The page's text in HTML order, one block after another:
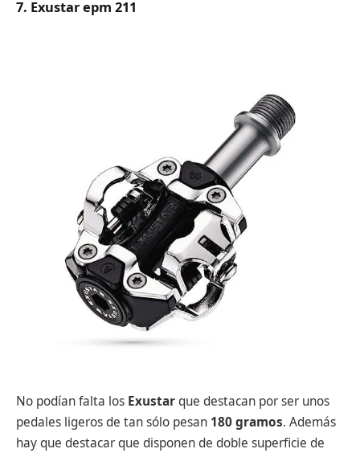
7. Exustar epm 211
No podían falta los Exustarque destacan por ser unos
pedales ligeros de tan sólo pesan 180 gramos. Además
hay que destacar que disponen de doble superficie de